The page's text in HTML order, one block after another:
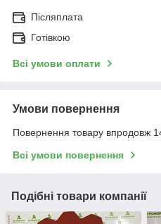
Післяплата
Готівкою
Всі умови оплати
Умови повернення
Повернення товару впродовж
Всі умови повернення
Подібні товари компанії